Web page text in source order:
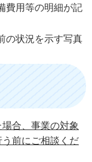
費用等の明細が記
の状況を示す写真
合、事業の対象
前にご相談くだ